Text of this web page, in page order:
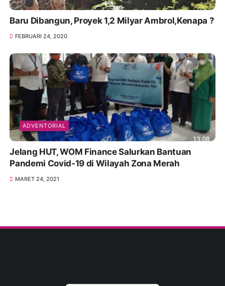
Baru Dibangun, Proyek 1,2 Milyar Ambrol,Kenapa ?
FEBRUARI 24, 2020
ADVENTORIAL
Jelang HUT, WOM Finance Salurkan Bantuan
Pandemi Covid-19 di Wilayah Zona Merah
MARET 24, 2021